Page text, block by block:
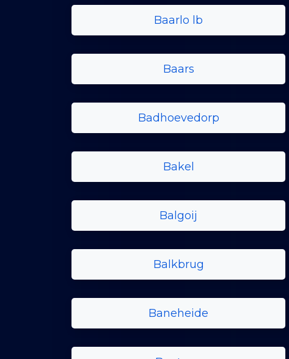
Baarlo lb
Baars
Badhoevedorp
Bakel
Balgoij
Balkbrug
Baneheide